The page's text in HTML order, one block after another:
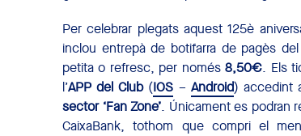
Per celebrar plegats aquest 125è
inclou entrepà de botifarra de pagès
petita o refresc, per només8,50€. Els
l’APP del Club(IOS – Android) accedint
sector ‘Fan Zone’. Únicament es podran
CaixaBank, tothom que compri el